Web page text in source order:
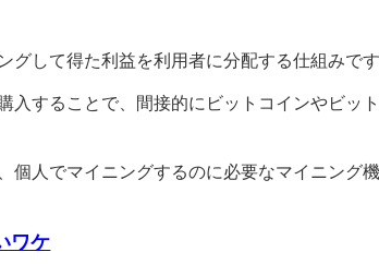
トコインボルト(BTCV)の価格は一時的に高騰
る相談、悪質な業者かどうか調査依頼をして
して得た利益を利用者に分配する仕組みです
入することで、間接的にビットコインやビッ
個人でマイニングするのに必要なマイニング
ワケ